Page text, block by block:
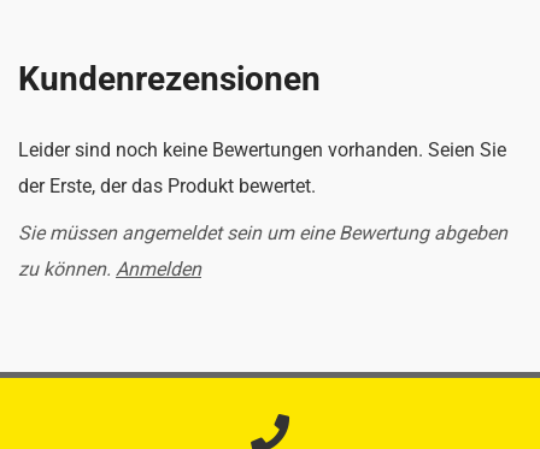
Kundenrezensionen
Leider sind noch keine Bewertungen vorhanden. Seien Sie
der Erste, der das Produkt bewertet.
Sie müssen angemeldet sein um eine Bewertung abgeben
zu können. Anmelden